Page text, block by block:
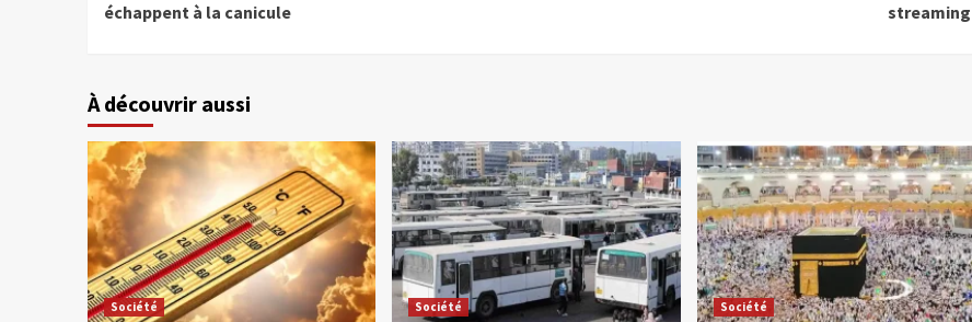
échappent à la canicule
streaming
À découvrir aussi
Société Société Société